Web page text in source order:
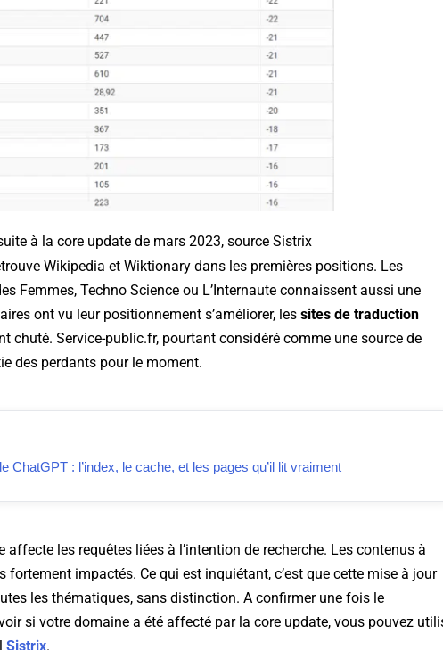
à la core update de mars 2023, source Sistrix
Wikipedia et Wiktionary dans les premières positions. Les
Femmes, Techno Science ou L’Internaute connaissent aussi une
ont vu leur positionnement s’améliorer, les sites de traduction
chuté. Service-public.fr, pourtant considéré comme une source de
des perdants pour le moment.
ChatGPT : l’index, le cache, et les pages qu’il lit vraiment
affecte les requêtes liées à l’intention de recherche. Les contenus à
impactés. Ce qui est inquiétant, c’est que cette mise à jour
les thématiques, sans distinction. A confirmer une fois le
si votre domaine a été affecté par la core update, vous pouvez
Sistrix.